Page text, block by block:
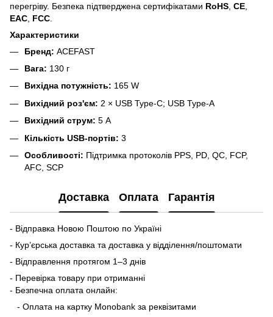
перегріву. Безпека підтверджена сертифікатами RoHS CE
EAC FCC
Характеристики
Бренд: ACEFAST
Вага: 130 г
Вихідна потужність: 165 W
Вихідний роз'єм: 2 × USB Type-C; USB Type-A
Вихідний струм: 5 A
Кількість USB-портів: 3
Особливості: Підтримка протоколів PPS, PD, QC, FCP,
AFC, SCP
Доставка Оплата Гарантія
- Відправка Новою Поштою по Україні
- Кур’єрська доставка та доставка у відділення/поштомати
- Відправлення протягом 1–3 днів
- Перевірка товару при отриманні
- Безпечна оплата онлайн:
- Оплата на картку Monobank за реквізитами